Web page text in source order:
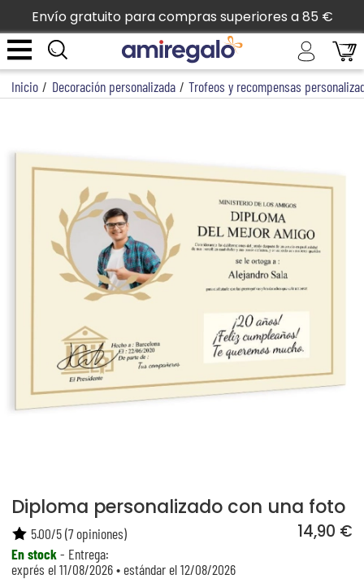
Envío gratuito para compras superiores a 85 €
Inicio / Decoración personalizada / Trofeos y recompensas
Diploma personalizado con una foto
14,90 €
En stock- Entrega:
exprés el 11/08/2026 • estándar el 12/08/2026
5.00/5(7opiniones)